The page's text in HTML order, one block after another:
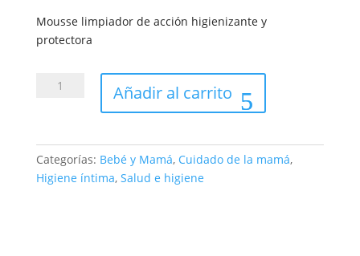
Mousse limpiador de acción higienizante y
protectora
CUMLAUDE
DIARIA
2x
Añadir al carrito
Categorías: Bebé y Mamá, Cuidado de la mamá,
Higiene íntima, Salud e higiene